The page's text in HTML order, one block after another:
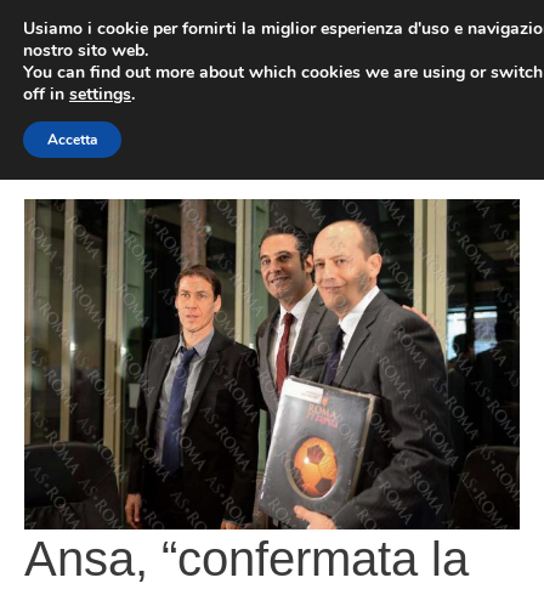
contenuto
Ansa, “confermata la
Usiamo i cookie per fornirti la miglior esperienza d'uso e
nostro sito web.
You can find out more about which cookies we are using or
off in settings.
Accetta